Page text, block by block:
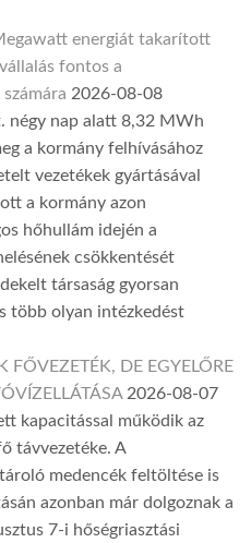
energiát takarított
fontos a
2026-08-08
négy nap alatt 8,32 MWh
a kormány felhívásához
vezetékek gyártásával
a kormány azon
hőhullám idején a
csökkentését
társaság gyorsan
több olyan intézkedést
FŐVEZETÉK, DE EGYELŐRE
2026-08-07
kapacitással működik az
távvezetéke. A
medencék feltöltése is
azonban már dolgoznak a
7-i hőségriasztási